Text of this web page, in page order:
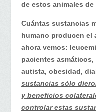
de estos animales de
Cuántas sustancias
humano producen el
ahora vemos:
pacientes
autista, obesidad,
sustancias sólo
y beneficios
controlar estas